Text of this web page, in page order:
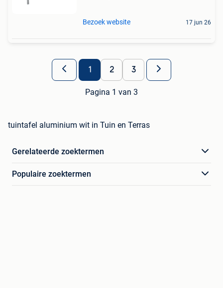
Bezoek website 17 jun 26
1 2 3
Pagina 1 van 3
tuintafel aluminium wit in Tuin en Terras
Gerelateerde zoektermen
Populaire zoektermen